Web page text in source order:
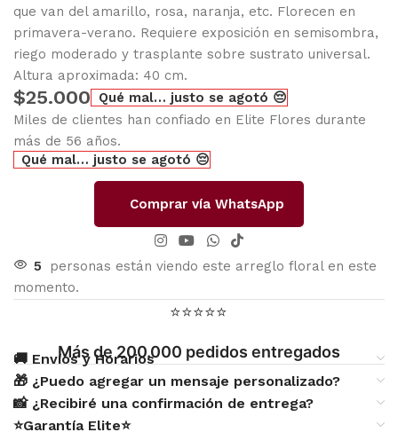
que van del amarillo, rosa, naranja, etc. Florecen en
primavera-verano. Requiere exposición en semisombra,
riego moderado y trasplante sobre sustrato universal.
Altura aproximada: 40 cm.
$25.000
Qué mal… justo se agotó 😔
Miles de clientes han confiado en Elite Flores durante
más de 56 años.
Qué mal… justo se agotó 😔
Comprar vía WhatsApp
5
personas están viendo este arreglo floral en este
momento.
⭐⭐⭐⭐⭐
Más de 200.000 pedidos entregados
🚚 Envíos y Horarios
🎁 ¿Puedo agregar un mensaje personalizado?
📸 ¿Recibiré una confirmación de entrega?
⭐Garantía Elite⭐